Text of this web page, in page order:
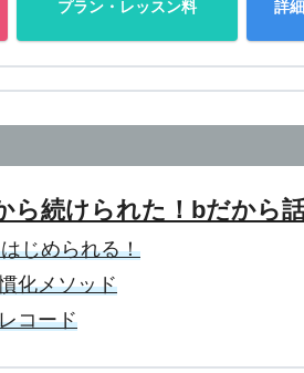
プラン・レッスン料 詳
続けられた！bだから話
じめられる！
化メソッド
コード